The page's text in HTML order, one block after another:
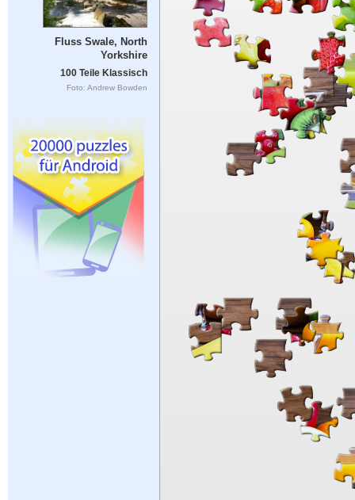
Fluss Swale, North
Yorkshire
100 Teile Klassisch
Foto: Andrew Bowden